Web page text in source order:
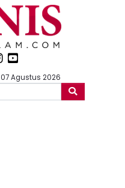
Agustus 2026